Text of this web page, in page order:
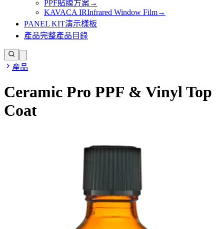
PPF貼膜方案→
KAVACA IRInfrared Window Film→
PANEL KIT演示樣板
產品完整產品目錄
產品
Ceramic Pro PPF & Vinyl Top
Coat